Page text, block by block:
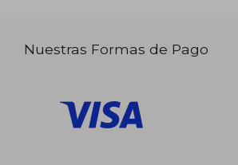
Nuestras Formas de Pago